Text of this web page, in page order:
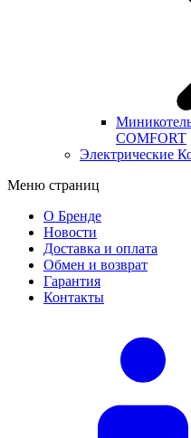
COMFORT
Меню страниц
О Бренде
Новости
Доставка и оплата
Обмен и возврат
Гарантия
Контакты